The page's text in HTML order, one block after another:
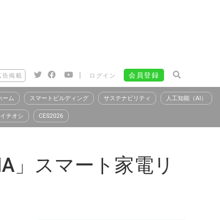
告掲載 | ログイン 会員登録
ーム スマートビルディング サステナビリティ 人工知能（AI）
イチオシ CES2026
」スマート家電リ